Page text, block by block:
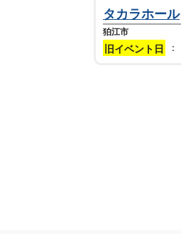
タカラホール
狛江市
旧イベント日 ：